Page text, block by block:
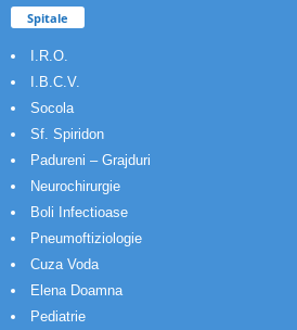
Spitale
I.R.O.
I.B.C.V.
Socola
Sf. Spiridon
Padureni – Grajduri
Neurochirurgie
Boli Infectioase
Pneumoftiziologie
Cuza Voda
Elena Doamna
Pediatrie